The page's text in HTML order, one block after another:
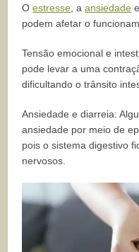
Oestresse, aansiedade
podem afetar o
Tensão emocional e
pode levar a uma
dificultando o trânsito
Ansiedade e diarreia:
ansiedade por meio de
pois o sistema digestivo
nervosos.